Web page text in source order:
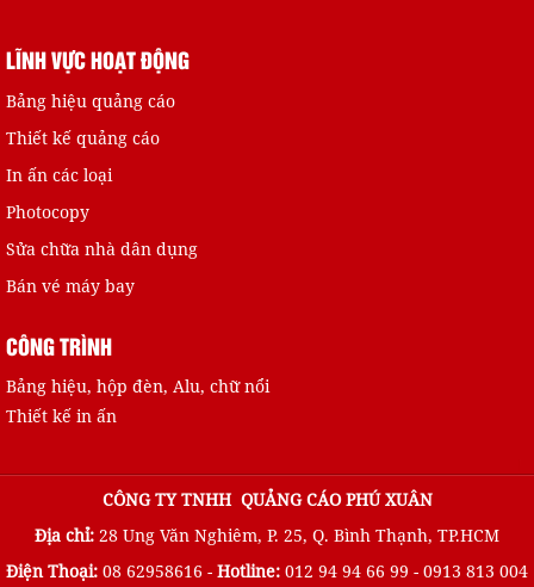
Tờ rơi 01
LĨNH VỰC HOẠT ĐỘNG
Bảng hiệu quảng cáo
Thiết kế quảng cáo
In ấn các loại
Photocopy
Sửa chữa nhà dân dụng
Bán vé máy bay
CÔNG TRÌNH
Bảng hiệu, hộp đèn, Alu, chữ nổi
Thiết kế in ấn
CÔNG TY TNHH QUẢNG CÁO PHÚ XUÂN
Địa chỉ: 28 Ung Văn Nghiêm, P. 25, Q. Bình Thạnh, TP.HCM
Điện Thoại: 08 62958616 - Hotline: 012 94 94 66 99 - 0913 813 004